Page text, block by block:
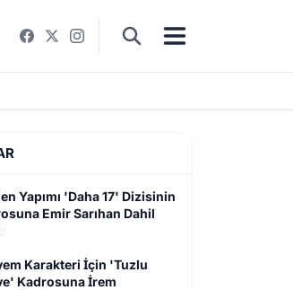
Yapımı 'Daha 17' Dizisinin
Emir Sarıhan Dahil
Karakteri İçin 'Tuzlu
Kadrosuna İrem